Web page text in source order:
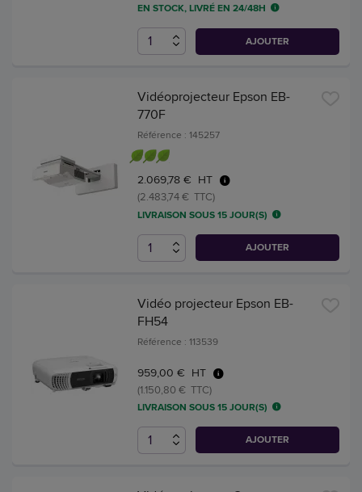
EN STOCK, LIVRÉ EN 24/48H
AJOUTER
Vidéoprojecteur Epson EB-
770F
Référence : 145257
2.069,78 € HT
(2.483,74 € TTC)
LIVRAISON SOUS 15 JOUR(S)
AJOUTER
Vidéo projecteur Epson EB-
FH54
Référence : 113539
959,00 € HT
(1.150,80 € TTC)
LIVRAISON SOUS 15 JOUR(S)
AJOUTER